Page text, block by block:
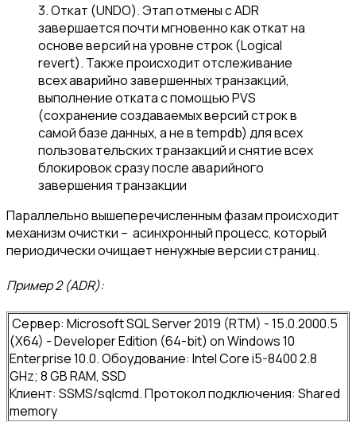
3. Откат (UNDO). Этап отмены с ADR
завершается почти мгновенно как откат на
основе версий на уровне строк (Logical
revert). Также происходит отслеживание
всех аварийно завершенных транзакций,
выполнение отката с помощью PVS
(сохранение создаваемых версий строк в
самой базе данных, а не в tempdb) для всех
пользовательских транзакций и снятие всех
блокировок сразу после аварийного
завершения транзакции
Параллельно вышеперечисленным фазам происходит
механизм очистки – асинхронный процесс, который
периодически очищает ненужные версии страниц.
Пример 2 (ADR):
Сервер: Microsoft SQL Server 2019 (RTM) - 15.0.2000.5
(X64) - Developer Edition (64-bit) on Windows 10
Enterprise 10.0. Обоудование: Intel Core i5-8400 2.8
GHz; 8 GB RAM, SSD
Клиент: SSMS/sqlcmd. Протокол подключения: Shared
memory